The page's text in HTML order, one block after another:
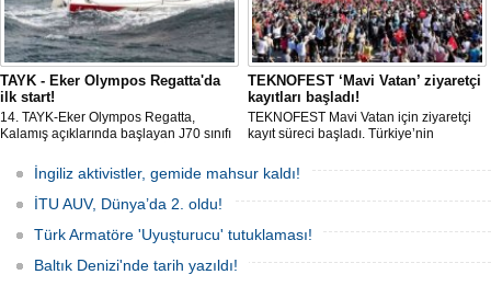
TAYK - Eker Olympos Regatta'da
ilk start!
14. TAYK-Eker Olympos Regatta,
Kalamış açıklarında başlayan J70 sınıfı
gün boyunca yelken coşkusuyla
buluşturacak organizasyonun ilk
gününde 9 tekne rüzgârla buluştu.
TEKNOFEST ‘Mavi Vatan’ ziyaretçi
kayıtları başladı!
TEKNOFEST Mavi Vatan için ziyaretçi
kayıt süreci başladı. Türkiye’nin
odaklanan etkinliği, 20-23 Ağustos
tarihleri arasında Gölcük Tersanesi
Komutanlığı’nda gerçekleştirilecek.
İngiliz aktivistler, gemide mahsur kaldı!
İTU AUV, Dünya’da 2. oldu!
Türk Armatöre 'Uyuşturucu' tutuklaması!
Baltık Denizi'nde tarih yazıldı!